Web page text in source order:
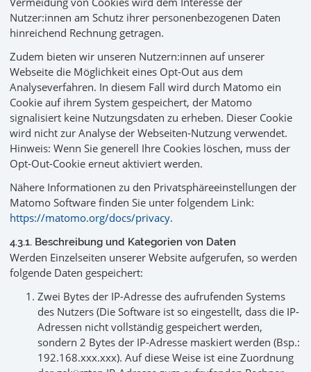
Nutzer:innen am Schutz ihrer personenbezogenen Daten
hinreichend Rechnung getragen.
Zudem bieten wir unseren Nutzern:innen auf unserer
Webseite die Möglichkeit eines Opt-Out aus dem
Analyseverfahren. In diesem Fall wird durch Matomo ein
Cookie auf ihrem System gespeichert, der Matomo
signalisiert keine Nutzungsdaten zu erheben. Dieser Cookie
wird nicht zur Analyse der Webseiten-Nutzung verwendet.
Hinweis: Wenn Sie generell Ihre Cookies löschen, muss der
Opt-Out-Cookie erneut aktiviert werden.
Nähere Informationen zu den Privatsphäreeinstellungen der
Matomo Software finden Sie unter folgendem Link:
https://matomo.org/docs/privacy.
4.3.1. Beschreibung und Kategorien von Daten
Werden Einzelseiten unserer Website aufgerufen, so werden
folgende Daten gespeichert:
Zwei Bytes der IP-Adresse des aufrufenden Systems
des Nutzers (Die Software ist so eingestellt, dass die IP-
Adressen nicht vollständig gespeichert werden,
sondern 2 Bytes der IP-Adresse maskiert werden (Bsp.:
192.168.xxx.xxx). Auf diese Weise ist eine Zuordnung